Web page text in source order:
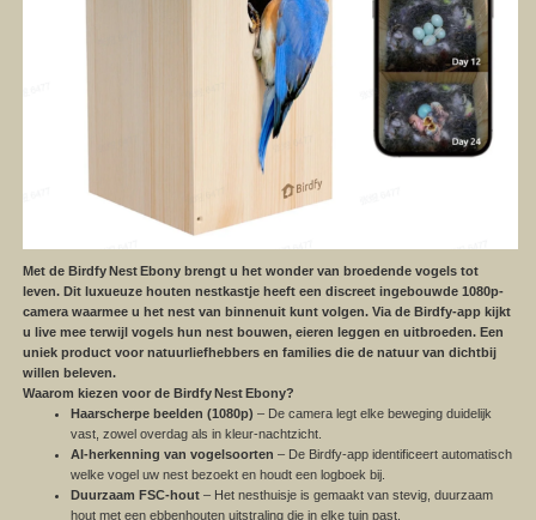
Met de Birdfy Nest Ebony brengt u het wonder van broedende vogels tot
leven. Dit luxueuze houten nestkastje heeft een discreet ingebouwde 1080p-
camera waarmee u het nest van binnenuit kunt volgen. Via de Birdfy-app kijkt
u live mee terwijl vogels hun nest bouwen, eieren leggen en uitbroeden. Een
uniek product voor natuurliefhebbers en families die de natuur van dichtbij
willen beleven.
Waarom kiezen voor de Birdfy Nest Ebony?
Haarscherpe beelden (1080p) – De camera legt elke beweging duidelijk
vast, zowel overdag als in kleur-nachtzicht.
AI-herkenning van vogelsoorten – De Birdfy-app identificeert automatisch
welke vogel uw nest bezoekt en houdt een logboek bij.
Duurzaam FSC-hout – Het nesthuisje is gemaakt van stevig, duurzaam
hout met een ebbenhouten uitstraling die in elke tuin past.